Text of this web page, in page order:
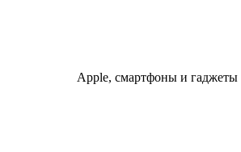
Apple, cмартфоны и гаджеты